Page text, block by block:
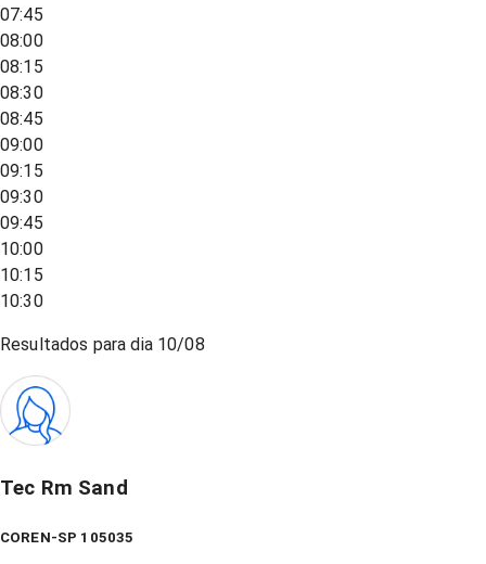
07:45
08:00
08:15
08:30
08:45
09:00
09:15
09:30
09:45
10:00
10:15
10:30
Resultados para dia 10/08
Tec Rm Sand
COREN-SP 105035